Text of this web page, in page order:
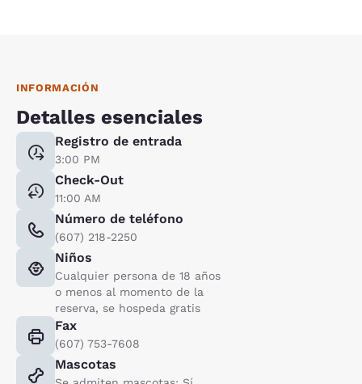
INFORMACIÓN
Detalles esenciales
Registro de entrada
3:00 PM
Check-Out
11:00 AM
Número de teléfono
(607) 218-2250
Niños
Cualquier persona de 18 años
o menos al momento de la
reserva, se hospeda gratis
Fax
(607) 753-7608
Mascotas